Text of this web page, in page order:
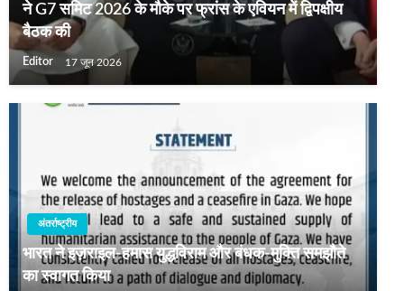
ने G7 समिट 2026 के मौके पर फ्रांस के एवियन में द्विपक्षीय
बैठक की
Editor 17 जून 2026
अंतर्राष्ट्रीय
भारत ने इज़राइल-हमास युद्धविराम और बंधक-मुक्ति समझौते
का स्वागत किया